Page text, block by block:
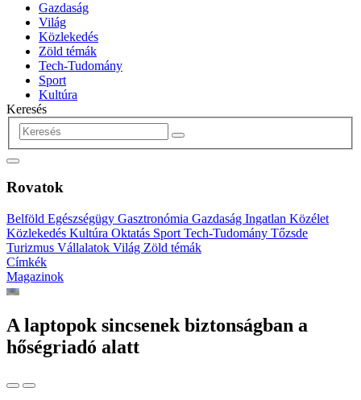
Gazdaság
Világ
Közlekedés
Zöld témák
Tech-Tudomány
Sport
Kultúra
Keresés
Rovatok
Belföld Egészségügy Gasztronómia Gazdaság Ingatlan Közélet
Közlekedés Kultúra Oktatás Sport Tech-Tudomány Tőzsde
Turizmus Vállalatok Világ Zöld témák
Címkék
Magazinok
A laptopok sincsenek biztonságban a
hőségriadó alatt